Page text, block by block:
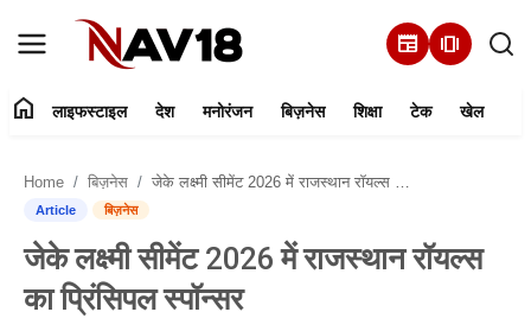
newspaper amp_stories
लाइफस्टाइल
देश
home लाइफस्टाइल देश मनोरंजन बिज़नेस शिक्षा टेक खेल
Home बिज़नेस जेके लक्ष्मी सीमेंट 2026 में राजस्थान रॉयल्स का प्रिंसिपल स्पॉन्सर
Article बिज़नेस
जेके लक्ष्मी सीमेंट 2026 में राजस्थान रॉयल्स
का प्रिंसिपल स्पॉन्सर